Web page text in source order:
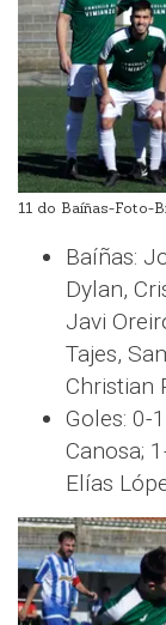
11 do Baíñas-Foto-
Baíñas:
Dylan,
Javi
Tajes,
Christian
Goles: 0-
Canosa;
Elías